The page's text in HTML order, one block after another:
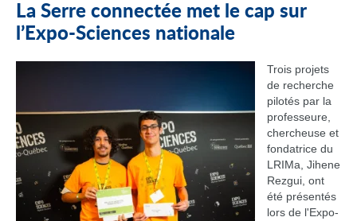
La Serre connectée met le cap sur
l’Expo-Sciences nationale
Trois projets
de recherche
pilotés par la
professeure,
chercheuse et
fondatrice du
LRIMa, Jihene
Rezgui, ont
été présentés
lors de l'Expo-